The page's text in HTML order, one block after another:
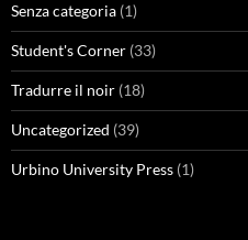
Senza categoria (1)
Student's Corner (33)
Tradurre il noir (18)
Uncategorized (39)
Urbino University Press (1)